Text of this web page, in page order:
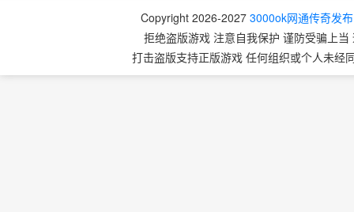
Copyright 2026-2027 3000ok网通传奇发
拒绝盗版游戏 注意自我保护 谨防受骗上
打击盗版支持正版游戏 任何组织或个人未经